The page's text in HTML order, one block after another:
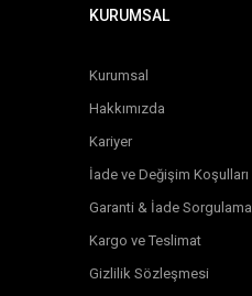
KURUMSAL
Kurumsal
Hakkımızda
Kariyer
İade ve Değişim Koşulları
Garanti & İade Sorgulama
Kargo ve Teslimat
Gizlilik Sözleşmesi